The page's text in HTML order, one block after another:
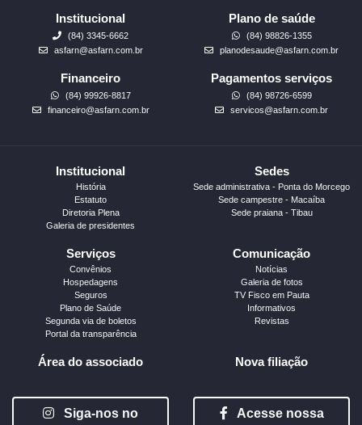
Institucional
(84) 3345-6662
asfarn@asfarn.com.br
Plano de saúde
(84) 98826-1355
planodesaude@asfarn.com.br
Financeiro
(84) 99926-8817
financeiro@asfarn.com.br
Pagamentos serviços
(84) 98726-6599
servicos@asfarn.com.br
Institucional
História
Estatuto
Diretoria Plena
Galeria de presidentes
Sedes
Sede administrativa - Ponta do Morcego
Sede campestre - Macaíba
Sede praiana - Tibau
Serviços
Convênios
Hospedagens
Seguros
Plano de Saúde
Segunda via de boletos
Portal da transparência
Comunicação
Notícias
Galeria de fotos
TV Fisco em Pauta
Informativos
Revistas
Área do associado Nova filiação
Siga-nos no Acesse nossa